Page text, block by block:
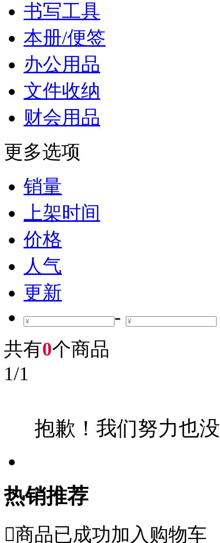
书写工具
本册/便签
办公用品
文件收纳
财会用品
更多选项
销量
上架时间
价格
人气
更新
-
共有0个商品
1/1
抱歉！我们努力也
热销推荐
商品已成功加入购物车